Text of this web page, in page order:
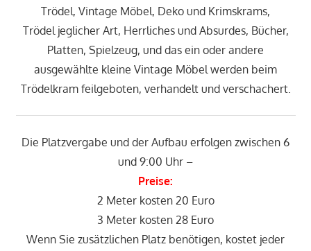
Trödel, Vintage Möbel, Deko und Krimskrams,
Trödel jeglicher Art, Herrliches und Absurdes, Bücher,
Platten, Spielzeug, und das ein oder andere
ausgewählte kleine Vintage Möbel werden beim
Trödelkram feilgeboten, verhandelt und verschachert.
Die Platzvergabe und der Aufbau erfolgen zwischen 6
und 9:00 Uhr –
Preise:
2 Meter kosten 20 Euro
3 Meter kosten 28 Euro
Wenn Sie zusätzlichen Platz benötigen, kostet jeder